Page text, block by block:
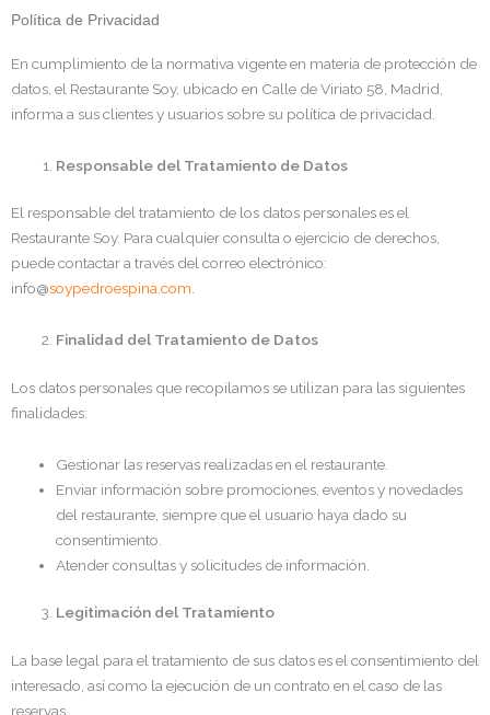
Política de Privacidad
En cumplimiento de la normativa vigente en materia de protección de
datos, el Restaurante Soy, ubicado en Calle de Viriato 58, Madrid,
informa a sus clientes y usuarios sobre su política de privacidad.
Responsable del Tratamiento de Datos
El responsable del tratamiento de los datos personales es el
Restaurante Soy. Para cualquier consulta o ejercicio de derechos,
puede contactar a través del correo electrónico:
info@soypedroespina.com.
Finalidad del Tratamiento de Datos
Los datos personales que recopilamos se utilizan para las siguientes
finalidades:
Gestionar las reservas realizadas en el restaurante.
Enviar información sobre promociones, eventos y novedades
del restaurante, siempre que el usuario haya dado su
consentimiento.
Atender consultas y solicitudes de información.
Legitimación del Tratamiento
La base legal para el tratamiento de sus datos es el consentimiento del
interesado, así como la ejecución de un contrato en el caso de las
reservas.